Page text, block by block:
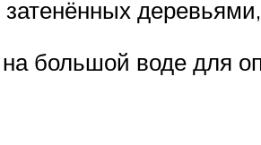
затенённых
большой воде для